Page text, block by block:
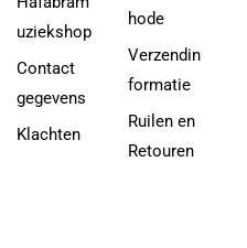
uziekshop
Contact
gegevens
Klachten
hode
Verzendin
formatie
Ruilen en
Retouren